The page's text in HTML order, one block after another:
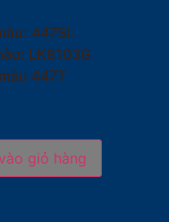
447SL
LK8103G
447T
giỏ hàng